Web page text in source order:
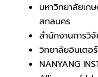
มหาวิทยาลัยเก
สกลนคร
สำนักงานการวิ
วิทยาลัยอินเตอ
NANYANG